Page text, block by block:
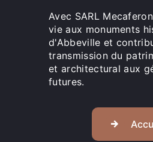
Avec SARL
vie aux monuments
d'Abbeville et
transmission du
et architectural aux
futures.